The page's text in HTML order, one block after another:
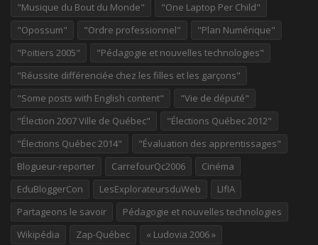
"Musique du Bout du Monde"
"One Laptop Per Child"
"Opossum"
"Ordre professionnel"
"Plan Numérique"
"Poitiers 2005"
"Pédagogie et nouvelles technologies"
"Réussite différenciée chez les filles et les garçons"
"Some posts with English content"
"Vie de député"
"Élection 2007 Ville de Québec"
"Élections Québec 2012"
"Élections Québec 2014"
"Évaluation des apprentissages"
Blogueur-reporter
CarrefourQc2006
Cinéma
EduBloggerCon
LesExplorateursduWeb
LIfIA
Partageons le savoir
Pédagogie et nouvelles technologies
Wikipédia
Zap-Québec
« Ludovia 2006 »